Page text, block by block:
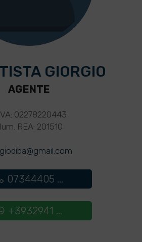
GIORGIO
AGENTE
02278220443
REA: 201510
07344405 ...
+3932941 ...